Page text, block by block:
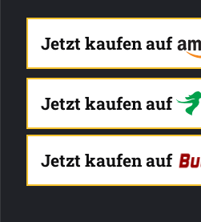
Jetzt kaufen auf
Jetzt kaufen auf
Jetzt kaufen auf